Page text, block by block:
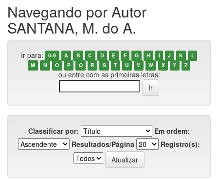
Navegando por Autor
SANTANA, M. do A.
Ir para: 0-9 A B C D E F G H I J K
L
M
N O P Q R S T U V W X Y Z
ou entre com as primeiras letras:
Classificar por:
Em ordem:
Resultados/Página
Registro(s):